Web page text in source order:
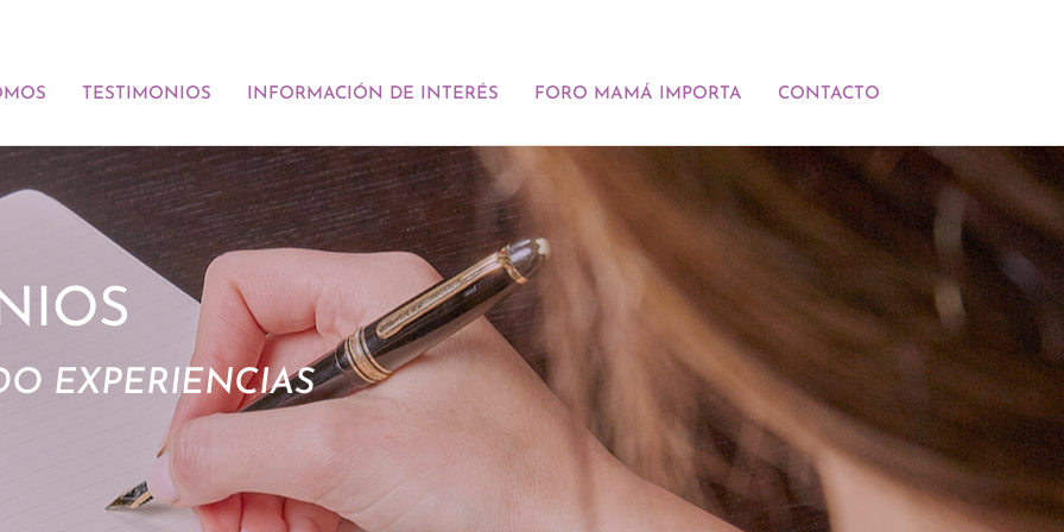
TESTIMONIOS INFORMACIÓN DE INTERÉS FORO MAMÁ IMPORTA CONTACTO
EXPERIENCIAS